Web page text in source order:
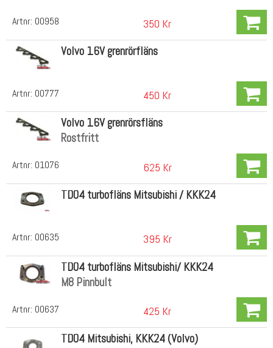
Artnr: 00958 350 Kr
Artnr: 00777
Volvo 16V grenrörfläns
450 Kr
Artnr: 01076
Volvo 16V grenrörsfläns
Rostfritt
625 Kr
Artnr: 00635
TD04 turbofläns Mitsubishi / KKK24
395 Kr
Artnr: 00637
TD04 turbofläns Mitsubishi/ KKK24
M8 Pinnbult
425 Kr
TD04 Mitsubishi, KKK24 (Volvo)